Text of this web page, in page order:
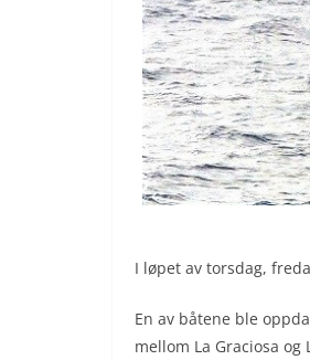
I løpet av torsdag,
En av båtene ble
mellom La Graciosa og